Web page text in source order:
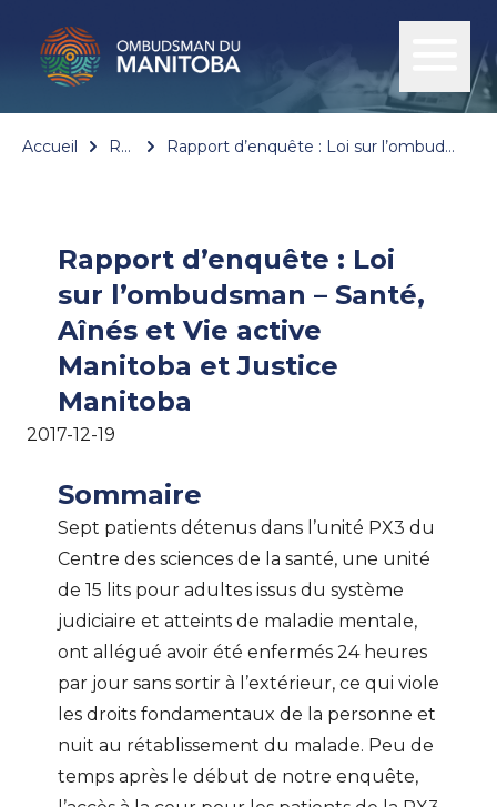
Accueil Rapports Rapport d’enquête : Loi sur l’ombudsman – Santé, Aînés et Vie active Manitoba et Justice Manitoba
Rapport d’enquête : Loi
sur l’ombudsman – Santé,
Aînés et Vie active
Manitoba et Justice
Manitoba
2017-12-19
Sommaire
Sept patients détenus dans l’unité PX3 du
Centre des sciences de la santé, une unité
de 15 lits pour adultes issus du système
judiciaire et atteints de maladie mentale,
ont allégué avoir été enfermés 24 heures
par jour sans sortir à l’extérieur, ce qui viole
les droits fondamentaux de la personne et
nuit au rétablissement du malade. Peu de
temps après le début de notre enquête,